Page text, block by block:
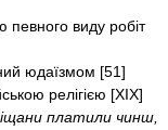
певного виду робіт
юдаїзмом [51]
релігією [XIX]
платили чинш,